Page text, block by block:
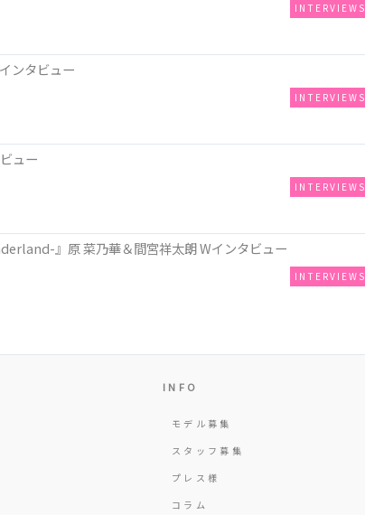
INTERVIEWS
ンタビュー
INTERVIEWS
ュー
INTERVIEWS
』原 菜乃華＆間宮祥太朗 Wインタビュー
INTERVIEWS
INFO
モデル募集
スタッフ募集
プレス様
コラム